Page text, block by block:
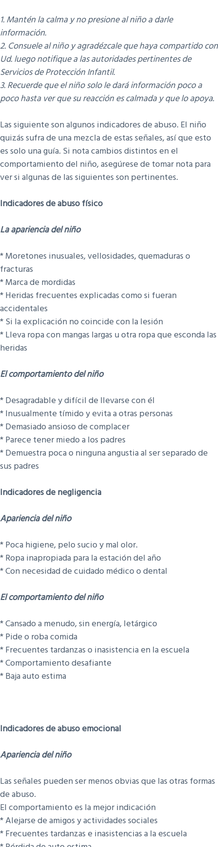
1. Mantén la calma y no presione al niño a darle
información.
2. Consuele al niño y agradézcale que haya compartido con
Ud. luego notifique a las autoridades pertinentes de
Servicios de Protección Infantil.
3. Recuerde que el niño solo le dará información poco a
poco hasta ver que su reacción es calmada y que lo apoya.
Las siguiente son algunos indicadores de abuso. El niño
quizás sufra de una mezcla de estas señales, así que esto
es solo una guía. Si nota cambios distintos en el
comportamiento del niño, asegúrese de tomar nota para
ver si algunas de las siguientes son pertinentes.
Indicadores de abuso físico
La apariencia del niño
* Moretones inusuales, vellosidades, quemaduras o
fracturas
* Marca de mordidas
* Heridas frecuentes explicadas como si fueran
accidentales
* Si la explicación no coincide con la lesión
* Lleva ropa con mangas largas u otra ropa que esconda las
heridas
El comportamiento del niño
​* Desagradable y difícil de llevarse con él
* Inusualmente tímido y evita a otras personas
* Demasiado ansioso de complacer
* Parece tener miedo a los padres
* Demuestra poca o ninguna angustia al ser separado de
sus padres
Indicadores de negligencia
Apariencia del niño
​* Poca higiene, pelo sucio y mal olor.
* Ropa inapropiada para la estación del año
* Con necesidad de cuidado médico o dental
El comportamiento del niño
​* Cansado a menudo, sin energía, letárgico
* Pide o roba comida
* Frecuentes tardanzas o inasistencia en la escuela
* Comportamiento desafiante
* Baja auto estima
Indicadores de abuso emocional
Apariencia del niño
Las señales pueden ser menos obvias que las otras formas
de abuso.
El comportamiento es la mejor indicación
* Alejarse de amigos y actividades sociales
* Frecuentes tardanzas e inasistencias a la escuela